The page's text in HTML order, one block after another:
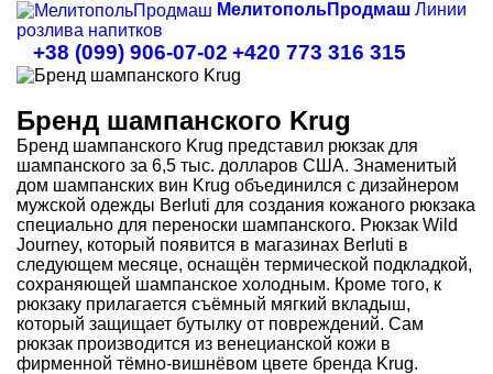
МелитопольПродмаш Линии
розлива напитков
+38 (099) 906-07-02 +420 773 316 315
Бренд шампанского Krug
Бренд шампанского Krug представил рюкзак для
шампанского за 6,5 тыс. долларов США. Знаменитый
дом шампанских вин Krug объединился с дизайнером
мужской одежды Berluti для создания кожаного рюкзака
специально для переноски шампанского. Рюкзак Wild
Journey, который появится в магазинах Berluti в
следующем месяце, оснащён термической подкладкой,
сохраняющей шампанское холодным. Кроме того, к
рюкзаку прилагается съёмный мягкий вкладыш,
который защищает бутылку от повреждений. Сам
рюкзак производится из венецианской кожи в
фирменной тёмно-вишнёвом цвете бренда Krug.